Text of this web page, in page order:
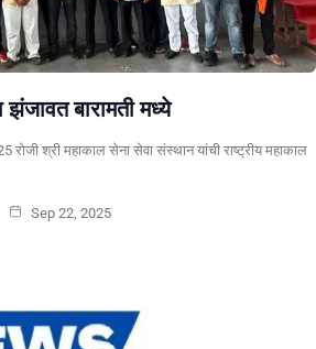
झंजावत बारामती मध्ये
रोजी श्री महाकाल सेना सेवा संस्थान यांची राष्ट्रीय महाकाल
Sep 22, 2025